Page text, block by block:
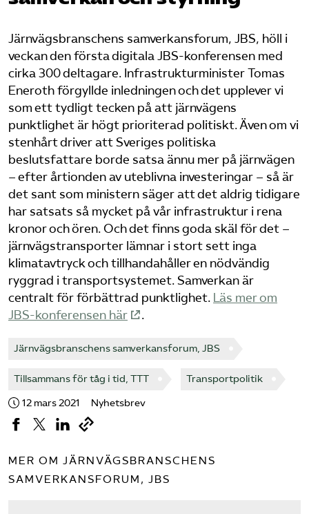
Logga in på Arbetsgivarguiden
Sök på tagforetagen.se
Järnvägsbranschens samverkansforum, JBS, höll i
veckan den första digitala JBS-konferensen med
cirka 300 deltagare. Infrastrukturminister Tomas
Eneroth förgyllde inledningen och det upplever vi
som ett tydligt tecken på att järnvägens
punktlighet är högt prioriterad politiskt. Även om vi
stenhårt driver att Sveriges politiska
beslutsfattare borde satsa ännu mer på järnvägen
– efter årtionden av uteblivna investeringar – så är
det sant som ministern säger att det aldrig tidigare
har satsats så mycket på vår infrastruktur i rena
kronor och ören. Och det finns goda skäl för det –
järnvägstransporter lämnar i stort sett inga
klimatavtryck och tillhandahåller en nödvändig
ryggrad i transportsystemet. Samverkan är
centralt för förbättrad punktlighet. Läs mer om
JBS-konferensen här
.
Järnvägsbranschens samverkansforum, JBS
Tillsammans för tåg i tid, TTT Transportpolitik
12 mars 2021 Nyhetsbrev
MER OM JÄRNVÄGSBRANSCHENS
SAMVERKANSFORUM, JBS